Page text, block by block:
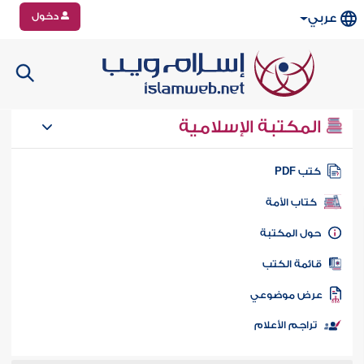
عربي دخول
المكتبة الإسلامية
كتب PDF
كتاب الأمة
المكتبة
الكتب
موضوعي